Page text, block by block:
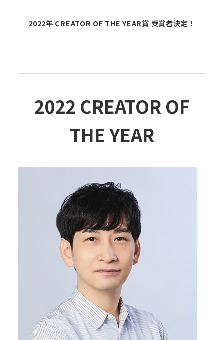
2022年 CREATOR OF THE YEAR賞 受賞者決定！
2022 CREATOR OF
THE YEAR